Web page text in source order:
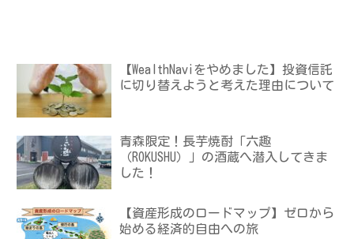
【WealthNaviをやめました】投資信託
に切り替えようと考えた理由について
青森限定！長芋焼酎「六趣
（ROKUSHU）」の酒蔵へ潜入してきま
した！
【資産形成のロードマップ】ゼロから
始める経済的自由への旅